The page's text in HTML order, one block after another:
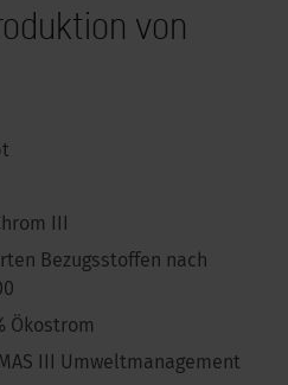
von
III
Bezugsstoffen nach
Ökostrom
III Umweltmanagement